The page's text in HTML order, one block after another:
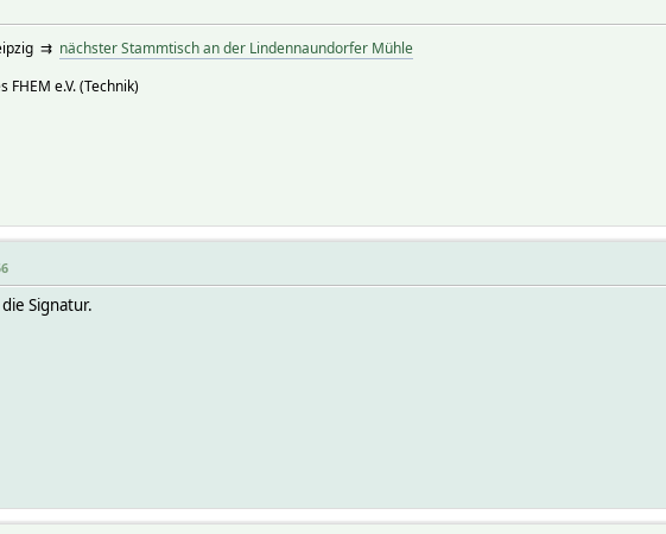
⇉ nächster Stammtisch an der Lindennaundorfer Mühle
e.V. (Technik)
Signatur.